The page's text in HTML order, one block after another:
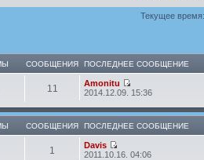
Текущее
СООБЩЕНИЯ ПОСЛЕДНЕЕ СООБЩЕНИЕ
11
Amonitu
2014.12.09. 15:36
СООБЩЕНИЯ ПОСЛЕДНЕЕ СООБЩЕНИЕ
1
Davis
2011.10.16. 04:06